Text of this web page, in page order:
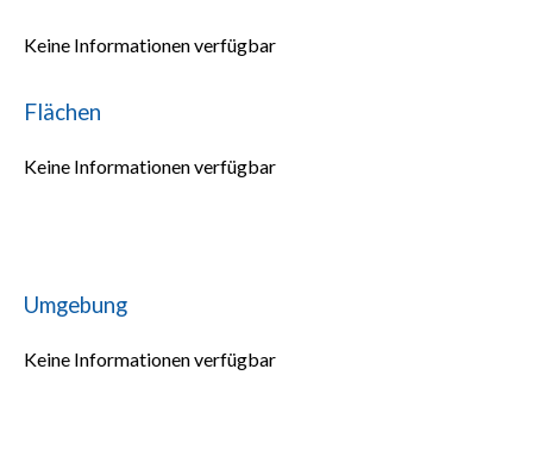
Keine Informationen verfügbar
Flächen
Keine Informationen verfügbar
Umgebung
Keine Informationen verfügbar